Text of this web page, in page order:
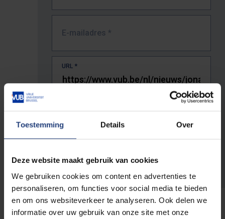
Toestemming Details Over
Deze website maakt gebruik van cookies
We gebruiken cookies om content en advertenties te
personaliseren, om functies voor social media te bieden
en om ons websiteverkeer te analyseren. Ook delen we
informatie over uw gebruik van onze site met onze
E-mailadres *
URL *
De volledige URL van de pagina waar je de fout zag.